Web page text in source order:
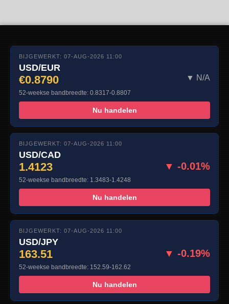
BIJGEWERKT: 07-AUG-2026 11:00
USD/EUR
€0.8790 ▼ N/A
52-weekse bandbreedte: 0.8317-0.8807
Nu handelen
BIJGEWERKT: 07-AUG-2026 11:00
USD/CAD
1.4123 ▼ -0.01%
52-weekse bandbreedte: 1.3483-1.4248
Nu handelen
BIJGEWERKT: 07-AUG-2026 11:00
USD/JPY
163.51 ▼ -0.19%
52-weekse bandbreedte: 152.59-162.62
Nu handelen